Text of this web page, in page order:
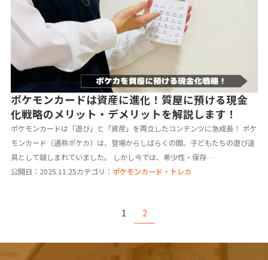
ポケモンカードは資産に進化！質屋に預ける現金
化戦略のメリット・デメリットを解説します！
ポケモンカードは「遊び」と「資産」を両立したコンテンツに急成長！ ポケ
モンカード（通称ポケカ）は、登場からしばらくの間、子どもたちの遊び道
具として親しまれていました。 しかし今では、希少性・保存…
公開日：2025.11.25カテゴリ： ポケモンカード・トレカ
1 2